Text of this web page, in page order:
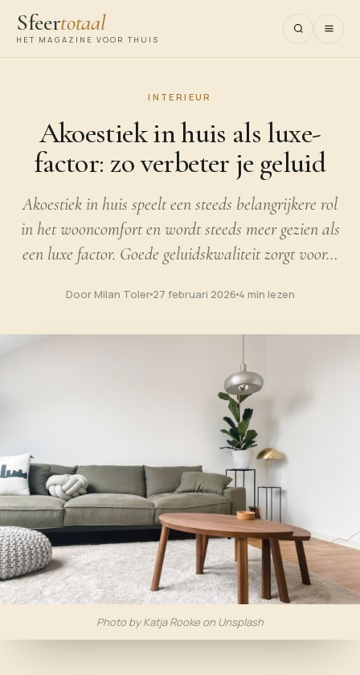
Sfeertotaal
HET MAGAZINE VOOR THUIS
INTERIEUR
Akoestiek in huis als luxe-
factor: zo verbeter je geluid
Akoestiek in huis speelt een steeds belangrijkere rol
in het wooncomfort en wordt steeds meer gezien als
een luxe factor. Goede geluidskwaliteit zorgt voor…
Door Milan Toler27 februari 20264 min lezen
Photo by Katja Rooke on Unsplash